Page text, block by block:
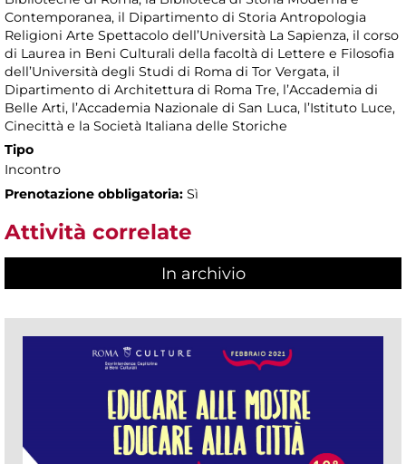
Contemporanea, il Dipartimento di Storia Antropologia
Religioni Arte Spettacolo dell’Università La Sapienza, il corso
di Laurea in Beni Culturali della facoltà di Lettere e Filosofia
dell’Università degli Studi di Roma di Tor Vergata, il
Dipartimento di Architettura di Roma Tre, l’Accademia di
Belle Arti, l’Accademia Nazionale di San Luca, l’Istituto Luce,
Cinecittà e la Società Italiana delle Storiche
Tipo
Incontro
Prenotazione obbligatoria: Sì
Attività correlate
In archivio